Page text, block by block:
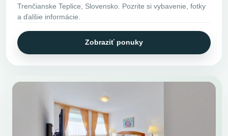
Trenčianske Teplice, Slovensko. Pozrite si vybavenie, fotky
a ďalšie informácie.
Zobraziť ponuky